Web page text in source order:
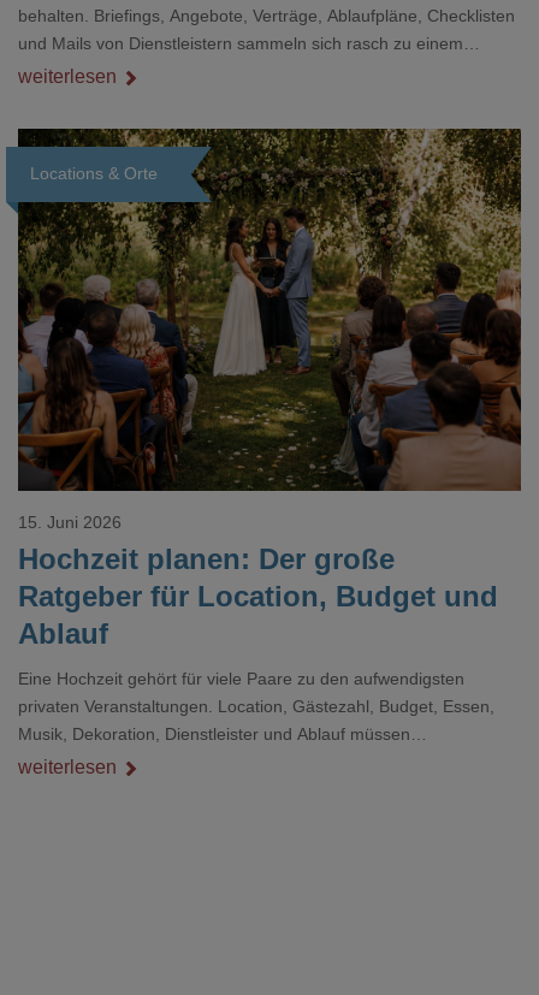
behalten. Briefings, Angebote, Verträge, Ablaufpläne, Checklisten
und Mails von Dienstleistern sammeln sich rasch zu einem
unübersichtlichen Stapel. Wer schon einmal kurz vor einem Event
Dokument gesucht hat, kennt das mulmige Gefühl.
weiterlesen
Locations & Orte
Loading...
Hochzeit planen: Der große
Ratgeber für Location, Budget und
Ablauf
15. Juni 2026
Eine Hochzeit gehört für viele Paare zu den aufwendigsten
privaten Veranstaltungen. Location, Gästezahl, Budget, Essen,
Musik, Dekoration, Dienstleister und Ablauf müssen
zusammenpassen, damit der Tag gut organisiert ist und trotzdem
weiterlesen